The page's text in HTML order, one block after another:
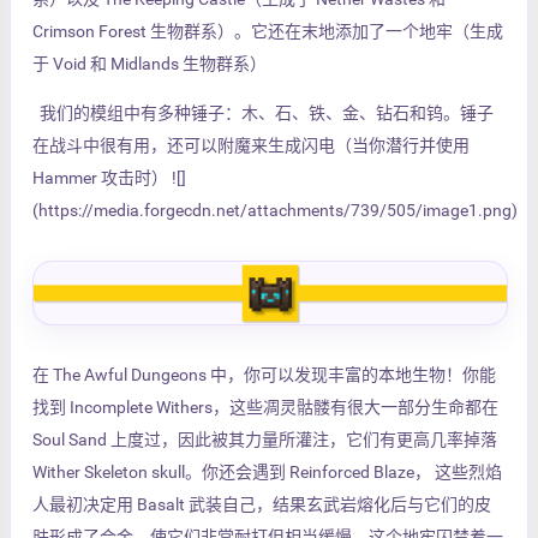
Crimson Forest 生物群系）。它还在末地添加了一个地牢（生成
于 Void 和 Midlands 生物群系）
我们的模组中有多种锤子：木、石、铁、金、钻石和钨。锤子
在战斗中很有用，还可以附魔来生成闪电（当你潜行并使用
Hammer 攻击时） ![]
(https://media.forgecdn.net/attachments/739/505/image1.png)
在 The Awful Dungeons 中，你可以发现丰富的本地生物！你能
找到 Incomplete Withers，这些凋灵骷髅有很大一部分生命都在
Soul Sand 上度过，因此被其力量所灌注，它们有更高几率掉落
Wither Skeleton skull。你还会遇到 Reinforced Blaze， 这些烈焰
人最初决定用 Basalt 武装自己，结果玄武岩熔化后与它们的皮